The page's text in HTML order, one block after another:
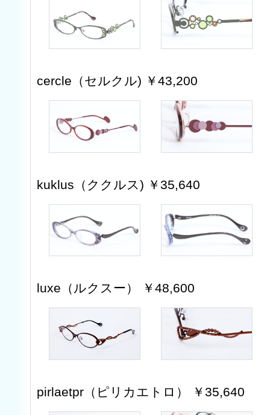
cercle（セルクル) ￥43,200
kuklus（ククルス) ￥35,640
luxe（ルクスー） ￥48,600
pirlaetpr（ピリカエトロ） ￥35,640